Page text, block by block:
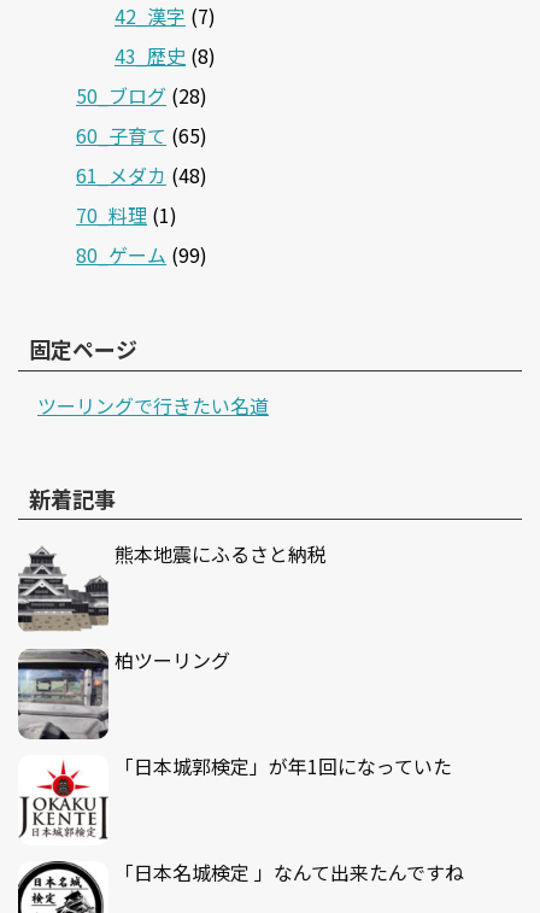
42_漢字 (7)
43_歴史 (8)
50_ブログ (28)
60_子育て (65)
61_メダカ (48)
70_料理 (1)
80_ゲーム (99)
固定ページ
ツーリングで行きたい名道
新着記事
熊本地震にふるさと納税
柏ツーリング
「日本城郭検定」が年1回になっていた
「日本名城検定 」なんて出来たんですね